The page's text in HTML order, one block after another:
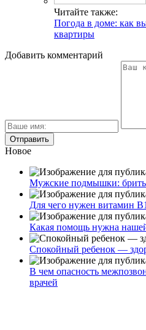
Читайте также:
Погода в доме: как
квартиры
Добавить комментарий
Новое
Мужские подмышки: брить
Для чего нужен витамин
Какая помощь нужна
Спокойный ребенок —
В чем опасность
врачей